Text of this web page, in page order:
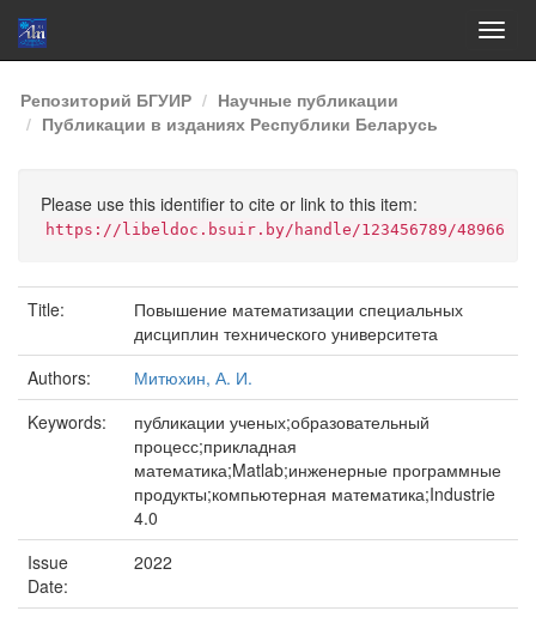
Skip
navigation
Репозиторий БГУИР
Научные публикации
Публикации в изданиях Республики Беларусь
Please use this identifier to cite or link to this item:
https://libeldoc.bsuir.by/handle/123456789/48966
Title:
Повышение математизации специальных
дисциплин технического университета
Authors:
Митюхин, А. И.
Keywords:
публикации ученых;образовательный
процесс;прикладная
математика;Matlab;инженерные программные
продукты;компьютерная математика;Industrie
4.0
Issue
Date:
2022